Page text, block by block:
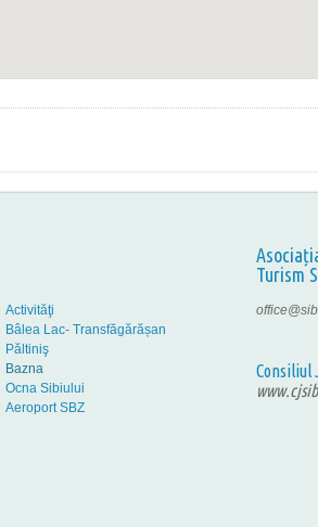
Turism
Activităţi
Bâlea Lac- Transfăgărășan
Păltiniş
Bazna
Ocna Sibiului
Aeroport SBZ
Consiliul